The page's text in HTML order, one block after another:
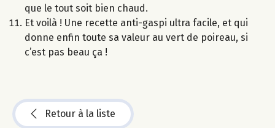
que le tout soit bien chaud.
Et voilà ! Une recette anti-gaspi ultra facile, et qui
donne enfin toute sa valeur au vert de poireau, si
c’est pas beau ça !
Retour à la liste